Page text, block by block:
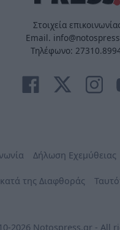
Στοιχεία
Email.
Τηλέφωνο:
Δήλωση Εχεμύθειας
της Διαφθοράς
2026 Notospress.gr - All